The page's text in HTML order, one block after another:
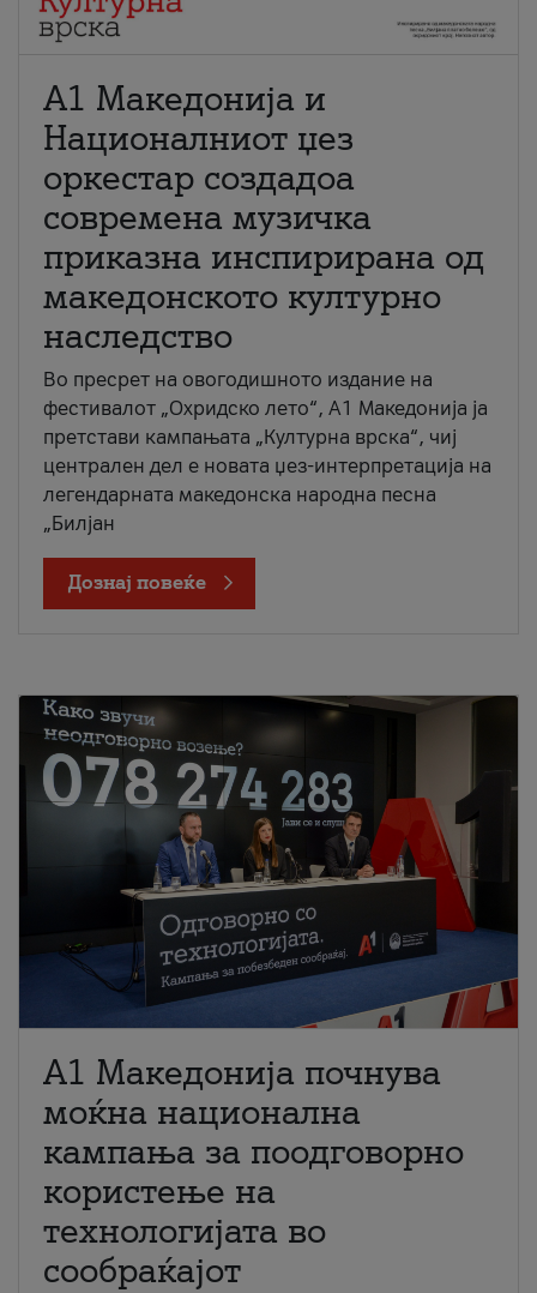
А1 Македонија и
Националниот џез
оркестар создадоа
современа музичка
приказна инспирирана од
македонското културно
наследство
Во пресрет на овогодишното издание на
фестивалот „Охридско лето“, А1 Македонија ја
претстави кампањата „Културна врска“, чиј
централен дел е новата џез-интерпретација на
легендарната македонска народна песна
„Билјан
Дознај повеќе
A1 Македонија почнува
моќна национална
кампања за поодговорно
користење на
технологијата во
сообраќајот